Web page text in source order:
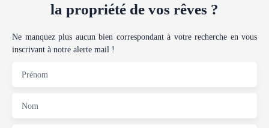
la propriété de vos rêves ?
Ne manquez plus aucun bien correspondant à votre recherche en vous
inscrivant à notre alerte mail !
Prénom
Nom